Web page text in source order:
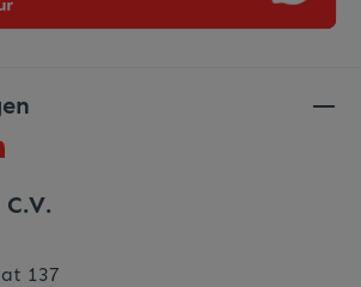
137